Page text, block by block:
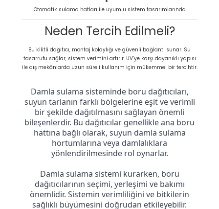
Otomatik sulama hatları ile uyumlu sistem tasarımlarında
Neden Tercih Edilmeli?
Bu kilitli dağıtıcı, montaj kolaylığı ve güvenli bağlantı sunar. Su
tasarrufu sağlar, sistem verimini artırır. UV’ye karşı dayanıklı yapısı
ile dış mekânlarda uzun süreli kullanım için mükemmel bir tercihtir.
Damla sulama sisteminde boru dağıtıcıları,
suyun tarlanın farklı bölgelerine eşit ve verimli
bir şekilde dağıtılmasını sağlayan önemli
bileşenlerdir. Bu dağıtıcılar genellikle ana boru
hattına bağlı olarak, suyun damla sulama
hortumlarına veya damlalıklara
yönlendirilmesinde rol oynarlar.
Damla sulama sistemi kurarken, boru
dağıtıcılarının seçimi, yerleşimi ve bakımı
önemlidir. Sistemin verimliliğini ve bitkilerin
sağlıklı büyümesini doğrudan etkileyebilir.